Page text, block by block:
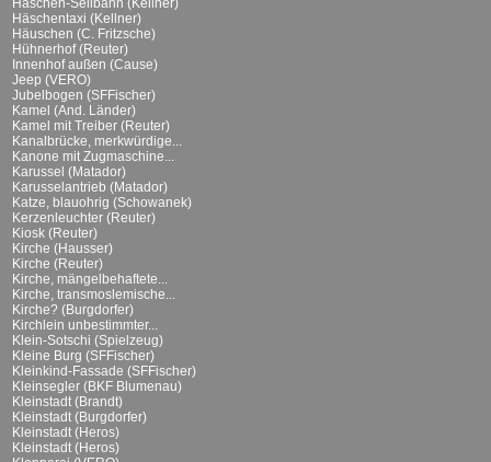
Häschen-Seilbahn (Kellner)
Häschentaxi (Kellner)
Häuschen (C. Fritzsche)
Hühnerhof (Reuter)
Innenhof außen (Cause)
Jeep (VERO)
Jubelbogen (SFFischer)
Kamel (And. Länder)
Kamel mit Treiber (Reuter)
Kanalbrücke, merkwürdige...
Kanone mit Zugmaschine...
Karussel (Matador)
Karusselantrieb (Matador)
Katze, blauohrig (Schowanek)
Kerzenleuchter (Reuter)
Kiosk (Reuter)
Kirche (Hausser)
Kirche (Reuter)
Kirche, mängelbehaftete...
Kirche, transmoslemische...
Kirche? (Burgdorfer)
Kirchlein unbestimmter...
Klein-Sotschi (Spielzeug)
Kleine Burg (SFFischer)
Kleinkind-Fassade (SFFischer)
Kleinsegler (BKF Blumenau)
Kleinstadt (Brandt)
Kleinstadt (Burgdorfer)
Kleinstadt (Heros)
Kleinstadt (Heros)